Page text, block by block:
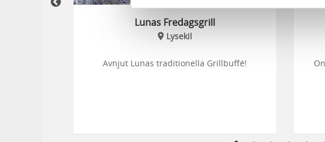
Lunas Fredagsgrill
Lysekil
Avnjut Lunas traditionella Grillbuffé!